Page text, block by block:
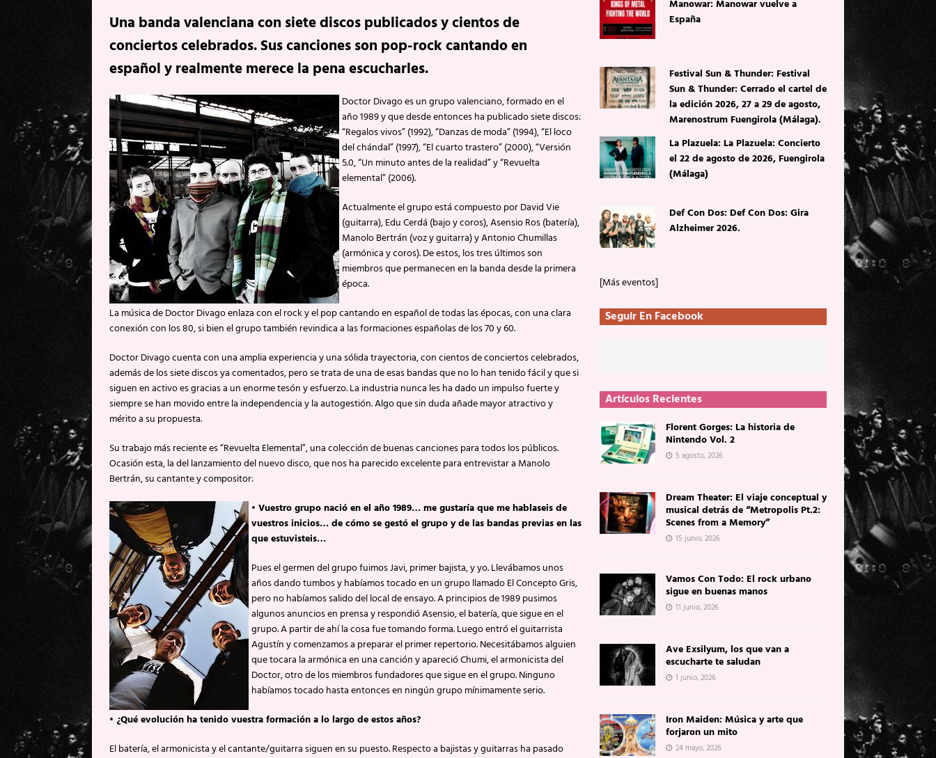
Una banda valenciana con siete discos publicados y cientos de
conciertos celebrados. Sus canciones son pop-rock cantando en
español y realmente merece la pena escucharles.
Doctor Divago es un grupo valenciano, formado en el
año 1989 y que desde entonces ha publicado siete discos:
“Regalos vivos” (1992), “Danzas de moda” (1994), “El loco
del chándal” (1997), “El cuarto trastero” (2000), “Versión
5.0, “Un minuto antes de la realidad” y “Revuelta
elemental” (2006).
Actualmente el grupo está compuesto por David Vie
(guitarra), Edu Cerdá (bajo y coros), Asensio Ros (batería),
Manolo Bertrán (voz y guitarra) y Antonio Chumillas
(armónica y coros). De estos, los tres últimos son
miembros que permanecen en la banda desde la primera
época.
La música de Doctor Divago enlaza con el rock y el pop cantando en español de todas las épocas, con una clara
conexión con los 80, si bien el grupo también revindica a las formaciones españolas de los 70 y 60.
Doctor Divago cuenta con una amplia experiencia y una sólida trayectoria, con cientos de conciertos celebrados,
además de los siete discos ya comentados, pero se trata de una de esas bandas que no lo han tenido fácil y que si
siguen en activo es gracias a un enorme tesón y esfuerzo. La industria nunca les ha dado un impulso fuerte y
siempre se han movido entre la independencia y la autogestión. Algo que sin duda añade mayor atractivo y
mérito a su propuesta.
Su trabajo más reciente es “Revuelta Elemental”, una colección de buenas canciones para todos los públicos.
Ocasión esta, la del lanzamiento del nuevo disco, que nos ha parecido excelente para entrevistar a Manolo
Bertrán, su cantante y compositor:
• Vuestro grupo nació en el año 1989… me gustaría que me hablaseis de
vuestros inicios… de cómo se gestó el grupo y de las bandas previas en las
que estuvisteis…
Pues el germen del grupo fuimos Javi, primer bajista, y yo. Llevábamos unos
años dando tumbos y habíamos tocado en un grupo llamado El Concepto Gris,
pero no habíamos salido del local de ensayo. A principios de 1989 pusimos
algunos anuncios en prensa y respondió Asensio, el batería, que sigue en el
grupo. A partir de ahí la cosa fue tomando forma. Luego entró el guitarrista
Agustín y comenzamos a preparar el primer repertorio. Necesitábamos alguien
que tocara la armónica en una canción y apareció Chumi, el armonicista del
Doctor, otro de los miembros fundadores que sigue en el grupo. Ninguno
habíamos tocado hasta entonces en ningún grupo mínimamente serio.
• ¿Qué evolución ha tenido vuestra formación a lo largo de estos años?
El batería, el armonicista y el cantante/guitarra siguen en su puesto. Respecto a bajistas y guitarras ha pasado
Manowar: Manowar vuelve a
España
Festival Sun & Thunder: Festival
Sun & Thunder: Cerrado el cartel de
la edición 2026, 27 a 29 de agosto,
Marenostrum Fuengirola (Málaga).
La Plazuela: La Plazuela: Concierto
el 22 de agosto de 2026, Fuengirola
(Málaga)
Def Con Dos: Def Con Dos: Gira
Alzheimer 2026.
[Más eventos]
Seguir En Facebook
Artículos Recientes
Florent Gorges: La historia de
Nintendo Vol. 2
5 agosto, 2026
Dream Theater: El viaje conceptual y
musical detrás de “Metropolis Pt.2:
Scenes from a Memory”
15 junio, 2026
Vamos Con Todo: El rock urbano
sigue en buenas manos
11 junio, 2026
Ave Exsilyum, los que van a
escucharte te saludan
1 junio, 2026
Iron Maiden: Música y arte que
forjaron un mito
24 mayo, 2026